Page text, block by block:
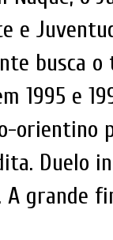
e
busca
1995 e
orientino
Duelo
A grande